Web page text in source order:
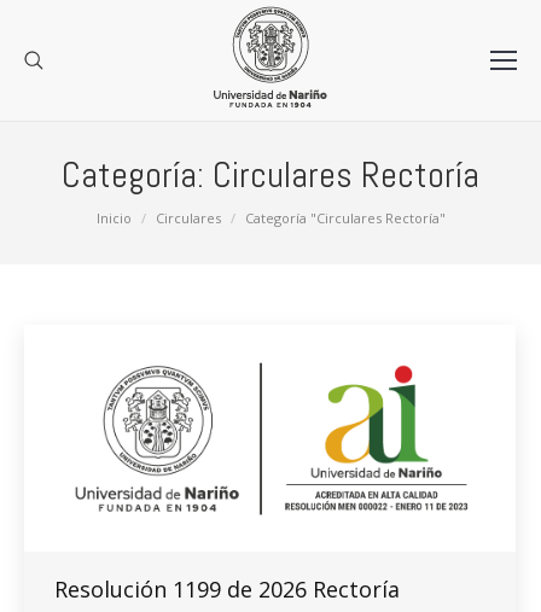
Categoría: Circulares Rectoría
Estás aquí:Inicio Circulares Categoría "Circulares Rectoría"
Resolución 1199 de 2026 Rectoría